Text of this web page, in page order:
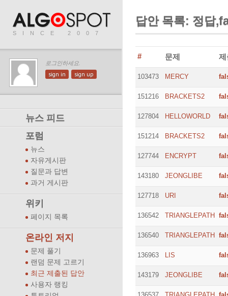
SINCE 2007
로그인하세요.
sign in sign up
뉴스 피드
포럼
뉴스
자유게시판
질문과 답변
과거 게시판
위키
페이지 목록
온라인 저지
문제 풀기
랜덤 문제 고르기
최근 제출된 답안
사용자 랭킹
답안 목록: 정답
# 문제 제
103473 MERCY
151216 BRACKETS2
127804 HELLOWORLD
151214 BRACKETS2
127744 ENCRYPT
143180 JEONGLIBE
127718 URI
136542 TRIANGLEPATH
136540 TRIANGLEPATH
136963 LIS
143179 JEONGLIBE